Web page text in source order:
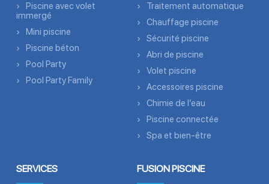
Piscine avec volet
immergé
Mini piscine
Piscine béton
Pool Party
Pool Party Family
Traitement automatique
Chauffage piscine
Sécurité piscine
Abri de piscine
Volet piscine
Accessoires piscine
Chimie de l’eau
Piscine connectée
Spa et bien-être
SERVICES FUSION PISCINE